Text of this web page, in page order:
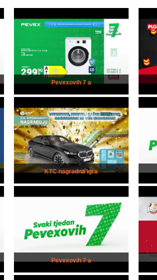
Pevexovih 7 a
KTC nagradna igra
Pevexovih 7 a